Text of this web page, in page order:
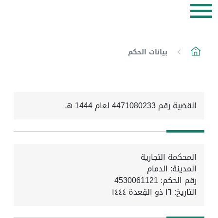
بيانات الحكم
القضية رقم 4471080233 لعام 1444 هـ
المحكمة التجارية
المدينة: الدمام
رقم الحكم: 4530061121
التاريخ: ١٦ ذو القِعدة ١٤٤٤